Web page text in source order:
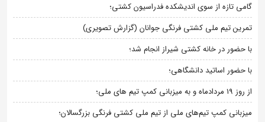
گامی تازه از سوی اندیشکده فدراسیون کشتی؛
تمرین تیم ملی کشتی فرنگی جوانان (گزارش تصویری)
با حضور در خانه کشتی شیراز انجام شد؛
با حضور اساتید دانشگاهی؛
از روز 19 مردادماه و به میزبانی کمپ تیم های ملی؛
میزبانی کمپ تیم‌های ملی از تیم ملی کشتی فرنگی بزرگسالان؛